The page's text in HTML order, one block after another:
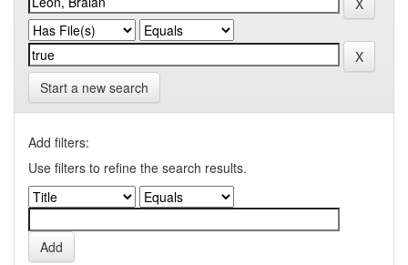
Start a new search
Add filters:
Use filters to refine the search results.